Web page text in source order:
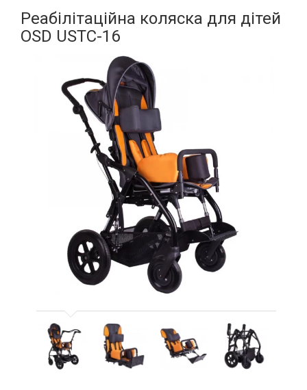
Реабілітаційна коляска для дітей
OSD USTC-16